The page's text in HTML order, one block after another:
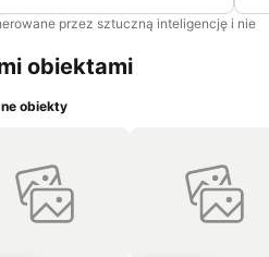
przez sztuczną inteligencję i nie
obiektami
obiekty